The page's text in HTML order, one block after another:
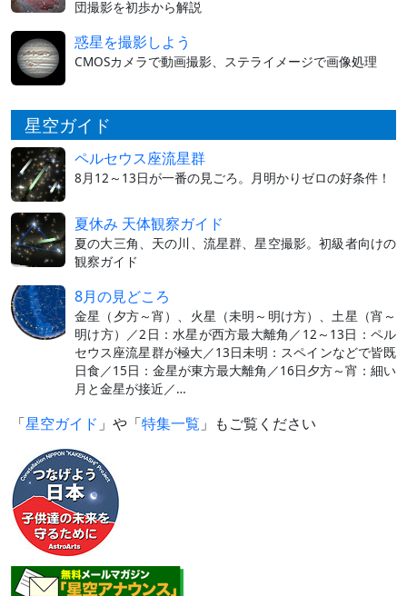
団撮影を初歩から解説
惑星を撮影しよう
CMOSカメラで動画撮影、ステライメージで画像処理
星空ガイド
ペルセウス座流星群
8月12～13日が一番の見ごろ。月明かりゼロの好条件！
夏休み 天体観察ガイド
夏の大三角、天の川、流星群、星空撮影。初級者向けの
観察ガイド
8月の見どころ
金星（夕方～宵）、火星（未明～明け方）、土星（宵～
明け方）／2日：水星が西方最大離角／12～13日：ペル
セウス座流星群が極大／13日未明：スペインなどで皆既
日食／15日：金星が東方最大離角／16日夕方～宵：細い
月と金星が接近／…
「星空ガイド 」や「特集一覧 」もご覧ください